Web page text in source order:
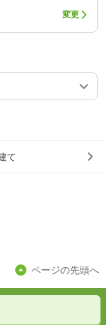
変更
て
ページの先頭へ